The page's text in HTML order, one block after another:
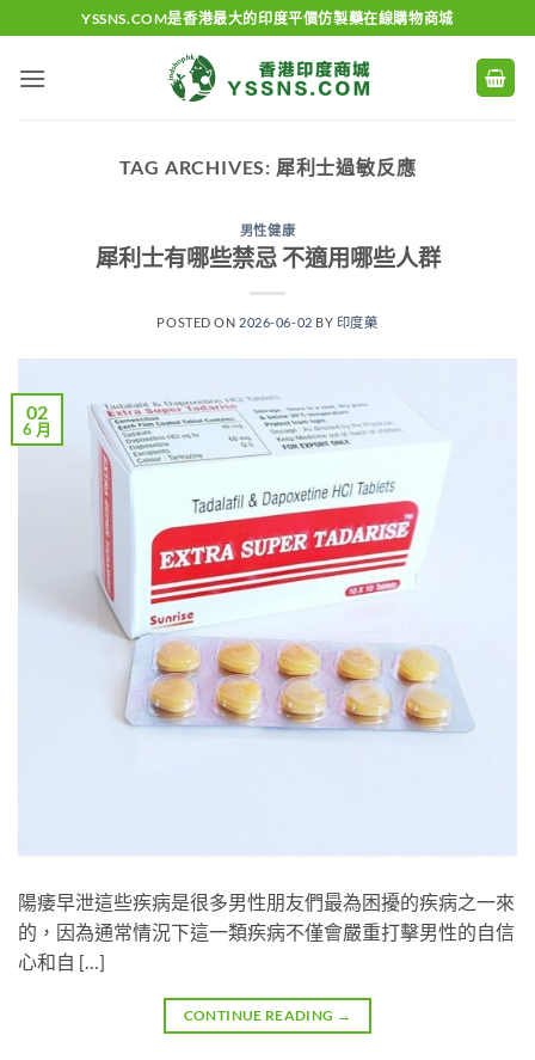
to
content
YSSNS.COM是香港最大的印度平價仿製藥在線購物商城
TAG ARCHIVES: 犀利士過敏反應
男性健康
犀利士有哪些禁忌 不適用哪些人群
POSTED ON 2026-06-02 BY 印度藥
02
6 月
陽痿早泄這些疾病是很多男性朋友們最為困擾的疾病之一來
的，因為通常情況下這一類疾病不僅會嚴重打擊男性的自信
心和自 […]
CONTINUE READING →